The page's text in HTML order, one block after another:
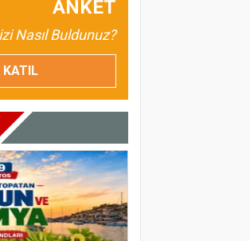
ANKET
Nasıl Buldunuz?
KATIL